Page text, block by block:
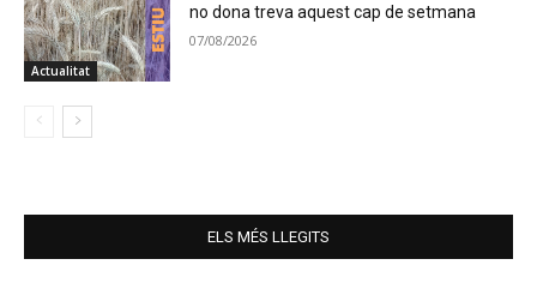
Actualitat
no dona treva aquest cap de setmana
07/08/2026
ELS MÉS LLEGITS